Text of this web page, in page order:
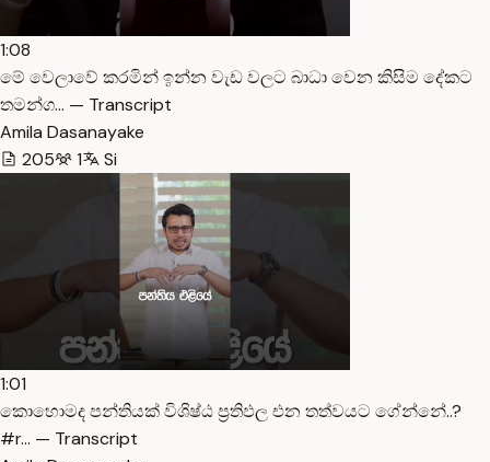
1:08
මේ වෙලාවේ කරමින් ඉන්න වැඩ වලට බාධා වෙන කිසිම දේකට
තමන්ග… — Transcript
Amila Dasanayake
205
1 Si
1:01
කොහොමද පන්තියක් විශිෂ්ඨ ප්‍රතිඵල එන තත්වයට ගේන්නේ..?
#r… — Transcript